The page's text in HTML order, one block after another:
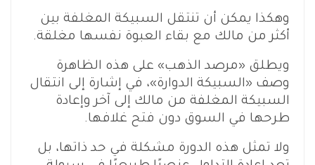
وهكذا يمكن أن تنتقل السبيكة المغلفة بين
أكثر من مالك مع بقاء العبوة نفسها مغلقة.
ويطلق «مرصد الذهب» على هذه الظاهرة
وصف «السبيكة الدوارة»، في إشارة إلى انتقال
السبيكة المغلفة من مالك إلى آخر وإعادة
طرحها في السوق دون فتح غلافها.
ولا تمثل هذه الدورة مشكلة في حد ذاتها، بل